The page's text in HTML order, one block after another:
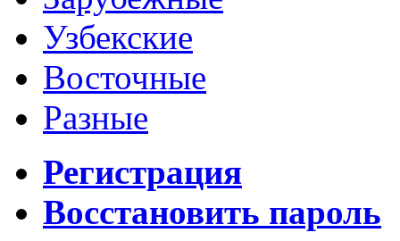
Узбекские
Восточные
Разные
Регистрация
Восстановить пароль